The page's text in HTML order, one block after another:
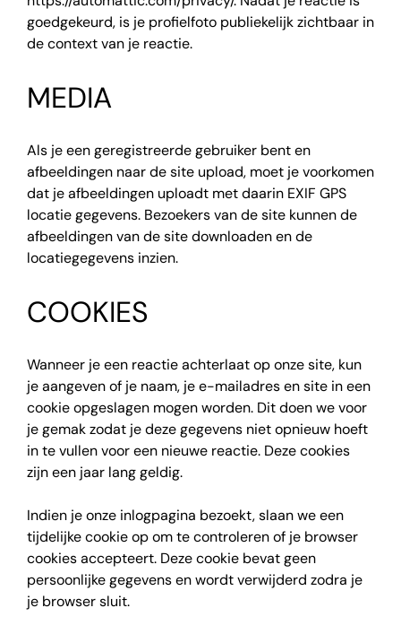
goedgekeurd, is je profielfoto publiekelijk zichtbaar in
de context van je reactie.
MEDIA
Als je een geregistreerde gebruiker bent en
afbeeldingen naar de site upload, moet je voorkomen
dat je afbeeldingen uploadt met daarin EXIF GPS
locatie gegevens. Bezoekers van de site kunnen de
afbeeldingen van de site downloaden en de
locatiegegevens inzien.
COOKIES
Wanneer je een reactie achterlaat op onze site, kun
je aangeven of je naam, je e-mailadres en site in een
cookie opgeslagen mogen worden. Dit doen we voor
je gemak zodat je deze gegevens niet opnieuw hoeft
in te vullen voor een nieuwe reactie. Deze cookies
zijn een jaar lang geldig.
Indien je onze inlogpagina bezoekt, slaan we een
tijdelijke cookie op om te controleren of je browser
cookies accepteert. Deze cookie bevat geen
persoonlijke gegevens en wordt verwijderd zodra je
je browser sluit.